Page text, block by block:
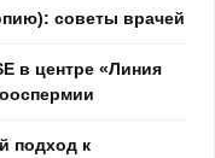
советы врачей
в центре «Линия
подход к